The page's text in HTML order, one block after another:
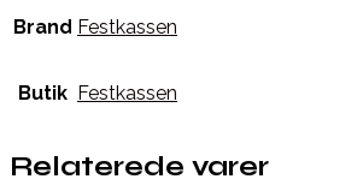
Brand Festkassen
Butik Festkassen
Relaterede varer